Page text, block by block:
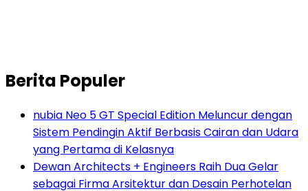
Berita Populer
nubia Neo 5 GT Special Edition Meluncur dengan
Sistem Pendingin Aktif Berbasis Cairan dan Udara
yang Pertama di Kelasnya
Dewan Architects + Engineers Raih Dua Gelar
sebagai Firma Arsitektur dan Desain Perhotelan